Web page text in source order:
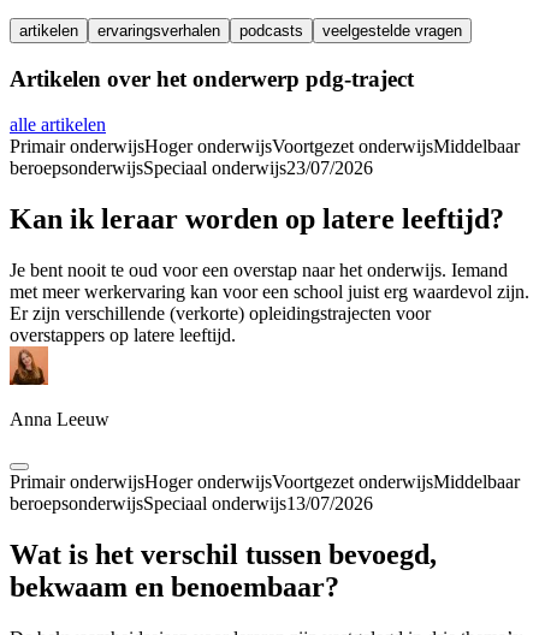
artikelen ervaringsverhalen podcasts veelgestelde vragen
Artikelen over het onderwerp pdg-traject
alle artikelen
Primair onderwijsHoger onderwijsVoortgezet onderwijsMiddelbaar
beroepsonderwijsSpeciaal onderwijs23/07/2026
Kan ik leraar worden op latere leeftijd?
Je bent nooit te oud voor een overstap naar het onderwijs. Iemand
met meer werkervaring kan voor een school juist erg waardevol zijn.
Er zijn verschillende (verkorte) opleidingstrajecten voor
overstappers op latere leeftijd.
Anna Leeuw
Primair onderwijsHoger onderwijsVoortgezet onderwijsMiddelbaar
beroepsonderwijsSpeciaal onderwijs13/07/2026
Wat is het verschil tussen bevoegd,
bekwaam en benoembaar?